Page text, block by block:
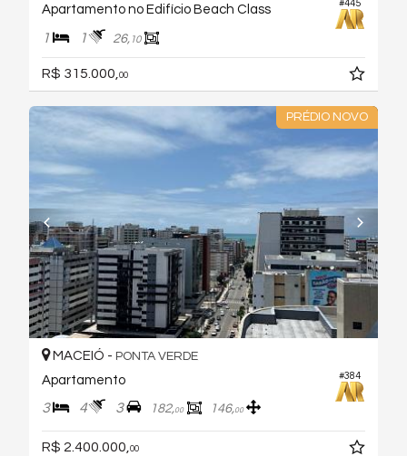
#445
Apartamento no Edifício Beach Class
1 1 26,10
R$ 315.000,00
PRÉDIO NOVO
#384
MACEIÓ - PONTA VERDE
Apartamento
3 4 3 182,00 146,00
R$ 2.400.000, 00